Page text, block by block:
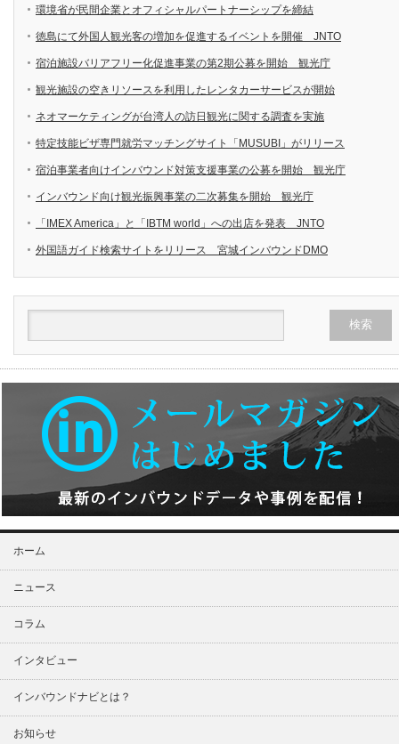
環境省が民間企業とオフィシャルパートナーシップを締結
徳島にて外国人観光客の増加を促進するイベントを開催 JNTO
宿泊施設バリアフリー化促進事業の第2期公募を開始 観光庁
観光施設の空きリソースを利用したレンタカーサービスが開始
ネオマーケティングが台湾人の訪日観光に関する調査を実施
特定技能ビザ専門就労マッチングサイト「MUSUBI」がリリース
宿泊事業者向けインバウンド対策支援事業の公募を開始 観光庁
インバウンド向け観光振興事業の二次募集を開始 観光庁
「IMEX America」と「IBTM world」への出店を発表 JNTO
外国語ガイド検索サイトをリリース 宮城インバウンドDMO
ホーム
ニュース
コラム
インタビュー
インバウンドナビとは？
お知らせ